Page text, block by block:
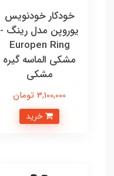
خودکار خودنویس
یوروپن مدل رینگ -
Europen Ring
مشکی الماسه گیره
مشکی
3,100,000 تومان